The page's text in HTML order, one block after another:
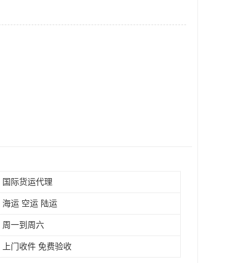
国际货运代理
海运 空运 陆运
周一到周六
上门收件 免费验收